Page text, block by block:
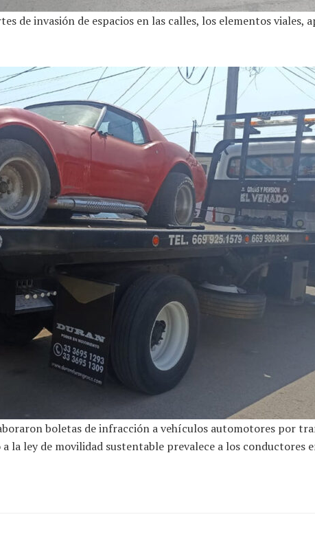
de invasión de espacios en las calles, los elementos viales,
boletas de infracción a vehículos automotores por
la ley de movilidad sustentable prevalece a los